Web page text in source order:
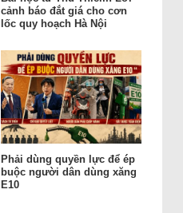
cảnh báo đắt giá cho cơn
lốc quy hoạch Hà Nội
Phải dùng quyền lực để ép
buộc người dân dùng xăng
E10